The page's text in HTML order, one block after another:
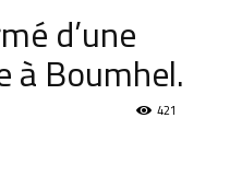
d’une
à Boumhel.
421